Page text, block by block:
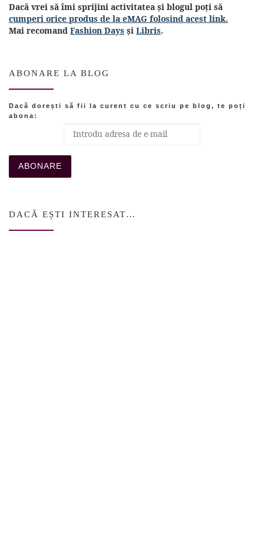
Dacă vrei să îmi sprijini activitatea și blogul poți să
cumperi orice produs de la eMAG folosind acest link.
Mai recomand Fashion Days și Libris.
ABONARE LA BLOG
Dacă dorești să fii la curent cu ce scriu pe blog, te poți
abona:
DACĂ EȘTI INTERESAT…